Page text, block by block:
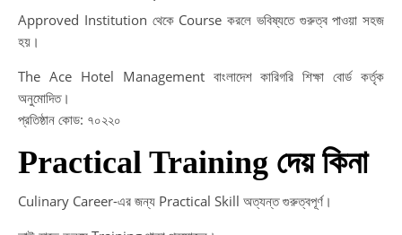
Approved Institution থেকে Course করলে ভবিষ্যতে গুরুত্ব পাওয়া সহজ
হয়।
The Ace Hotel Management বাংলাদেশ কারিগরি শিক্ষা বোর্ড কর্তৃক
অনুমোদিত।
প্রতিষ্ঠান কোড: ৭০২২০
Practical Training দেয় কিনা
Culinary Career-এর জন্য Practical Skill অত্যন্ত গুরুত্বপূর্ণ।